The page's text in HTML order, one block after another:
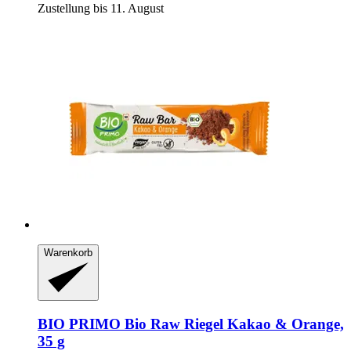
Zustellung bis 11. August
Warenkorb
BIO PRIMO Bio Raw Riegel Kakao & Orange,
35 g